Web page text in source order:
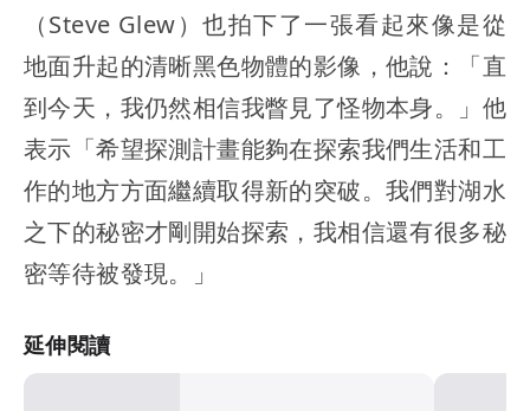
（Steve Glew）也拍下了一張看起來像是從
地面升起的清晰黑色物體的影像，他說：「直
到今天，我仍然相信我瞥見了怪物本身。」他
表示「希望探測計畫能夠在探索我們生活和工
作的地方方面繼續取得新的突破。我們對湖水
之下的秘密才剛開始探索，我相信還有很多秘
密等待被發現。」
延伸閱讀